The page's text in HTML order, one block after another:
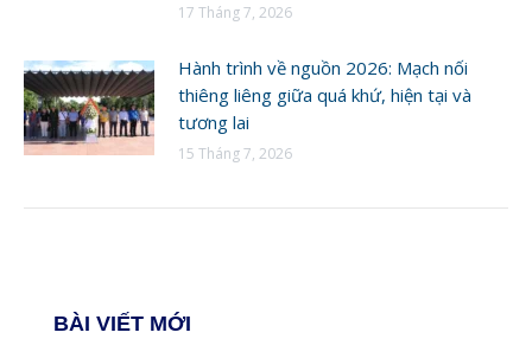
17 Tháng 7, 2026
Hành trình về nguồn 2026: Mạch nối
thiêng liêng giữa quá khứ, hiện tại và
tương lai
15 Tháng 7, 2026
BÀI VIẾT MỚI